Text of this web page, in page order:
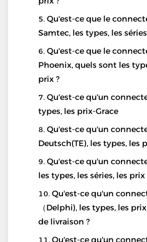
Qu'est-ce que le
Samtec, les types, les
Qu'est-ce que le
Phoenix, quels sont les
prix ?
Qu'est-ce qu'un
types, les prix-Grace
Qu'est-ce qu'un
Deutsch(TE), les types, les
Qu'est-ce qu'un
les types, les séries, les prix
Qu'est-ce qu'un
（Delphi), les types, les
de livraison ?
Qu'est-ce qu'un